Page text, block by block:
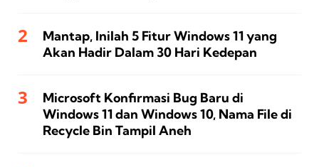
Mantap, Inilah 5 Fitur Windows 11 yang
Akan Hadir Dalam 30 Hari Kedepan
Microsoft Konfirmasi Bug Baru di
Windows 11 dan Windows 10, Nama File di
Recycle Bin Tampil Aneh